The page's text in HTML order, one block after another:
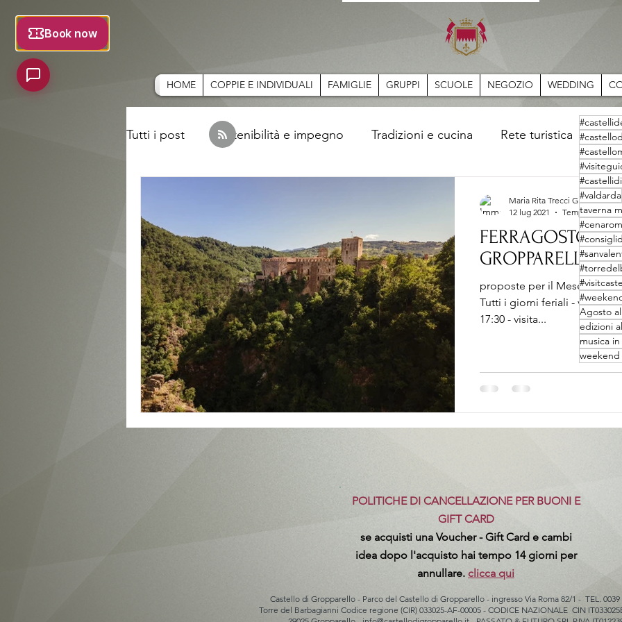
HOME COPPIE E INDIVIDUALI FAMIGLIE GRUPPI SCUOLE NEGOZIO WEDDING
Tutti i post Sostenibilità e impegno Tradizioni e cucina Rete turistica
FERRAGOSTO
GROPPARELLO
proposte per il Mese di
Tutti i giorni feriali - visita al
17:30 - visita...
Maria Rita Trecci Gibelli
12 lug 2021
Tempo di
#valdarda
taverna
Agosto
edizioni
musica
weekend
POLITICHE DI CANCELLAZIONE PER BUONI E
GIFT CARD
se acquisti una Voucher - Gift Card e cambi
idea dopo l'acquisto hai tempo 14 giorni per
annullare. clicca qui
Castello di Gropparello - Parco del Castello di Gropparello - ingresso Via Roma 82/1 - TEL. 0039
Torre del Barbagianni Codice regione (CIR) 033025-AF-00005 - CODICE NAZIONALE CIN